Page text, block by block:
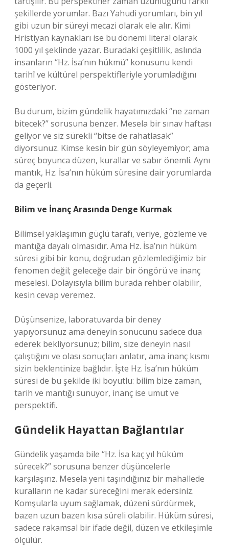
şekillerde yorumlar. Bazı Yahudi yorumları, bin yıl
gibi uzun bir süreyi mecazi olarak ele alır. Kimi
Hristiyan kaynakları ise bu dönemi literal olarak
1000 yıl şeklinde yazar. Buradaki çeşitlilik, aslında
insanların “Hz. İsa’nın hükmü” konusunu kendi
tarihî ve kültürel perspektifleriyle yorumladığını
gösteriyor.
Bu durum, bizim gündelik hayatımızdaki “ne zaman
bitecek?” sorusuna benzer. Mesela bir sınav haftası
geliyor ve siz sürekli “bitse de rahatlasak”
diyorsunuz. Kimse kesin bir gün söyleyemiyor; ama
süreç boyunca düzen, kurallar ve sabır önemli. Aynı
mantık, Hz. İsa’nın hüküm süresine dair yorumlarda
da geçerli.
Bilim ve İnanç Arasında Denge Kurmak
Bilimsel yaklaşımın güçlü tarafı, veriye, gözleme ve
mantığa dayalı olmasıdır. Ama Hz. İsa’nın hüküm
süresi gibi bir konu, doğrudan gözlemlediğimiz bir
fenomen değil; geleceğe dair bir öngörü ve inanç
meselesi. Dolayısıyla bilim burada rehber olabilir,
kesin cevap veremez.
Düşünsenize, laboratuvarda bir deney
yapıyorsunuz ama deneyin sonucunu sadece dua
ederek bekliyorsunuz; bilim, size deneyin nasıl
çalıştığını ve olası sonuçları anlatır, ama inanç kısmı
sizin beklentinize bağlıdır. İşte Hz. İsa’nın hüküm
süresi de bu şekilde iki boyutlu: bilim bize zaman,
tarih ve mantığı sunuyor, inanç ise umut ve
perspektifi.
Gündelik Hayattan Bağlantılar
Gündelik yaşamda bile “Hz. İsa kaç yıl hüküm
sürecek?” sorusuna benzer düşüncelerle
karşılaşırız. Mesela yeni taşındığınız bir mahallede
kuralların ne kadar süreceğini merak edersiniz.
Komşularla uyum sağlamak, düzeni sürdürmek,
bazen uzun bazen kısa süreli olabilir. Hüküm süresi,
sadece rakamsal bir ifade değil, düzen ve etkileşimle
ölçülür.